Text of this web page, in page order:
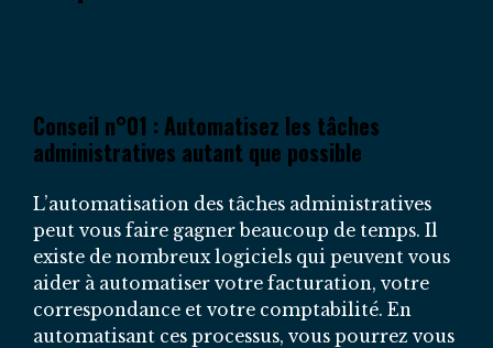
Conseil n°01 : Automatisez les tâches
administratives autant que possible
L’automatisation des tâches administratives
peut vous faire gagner beaucoup de temps. Il
existe de nombreux logiciels qui peuvent vous
aider à automatiser votre facturation, votre
correspondance et votre comptabilité. En
automatisant ces processus, vous pourrez vous